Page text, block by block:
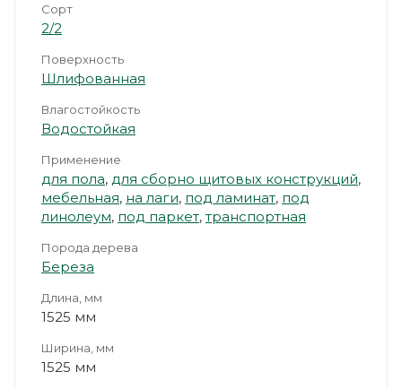
Сорт
2/2
Поверхность
Шлифованная
Влагостойкость
Водостойкая
Применение
для пола, для сборно щитовых конструкций,
мебельная, на лаги, под ламинат, под
линолеум, под паркет,транспортная
Порода дерева
Береза
Длина, мм
1525 мм
Ширина, мм
1525 мм